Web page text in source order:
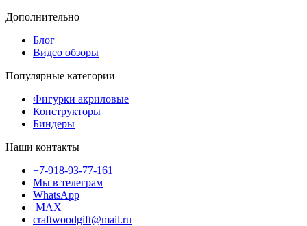
Дополнительно
Блог
Видео обзоры
Популярные категории
Фигурки акриловые
Конструкторы
Биндеры
Наши контакты
+7-918-93-77-161
Мы в телеграм
WhatsApp
MAX
craftwoodgift@mail.ru